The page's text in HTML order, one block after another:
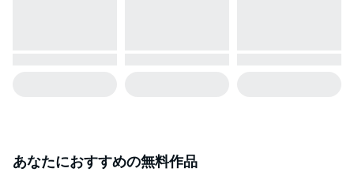
あなたにおすすめの無料作品